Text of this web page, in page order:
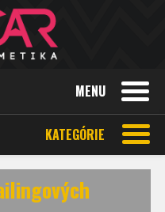
MENU
KATEGÓRIE